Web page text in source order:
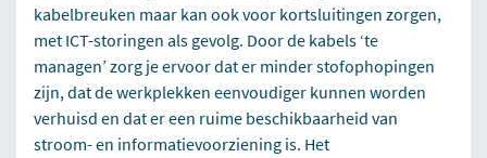
kabelbreuken maar kan ook voor kortsluitingen zorgen,
met ICT-storingen als gevolg. Door de kabels ‘te
managen’ zorg je ervoor dat er minder stofophopingen
zijn, dat de werkplekken eenvoudiger kunnen worden
verhuisd en dat er een ruime beschikbaarheid van
stroom- en informatievoorziening is. Het